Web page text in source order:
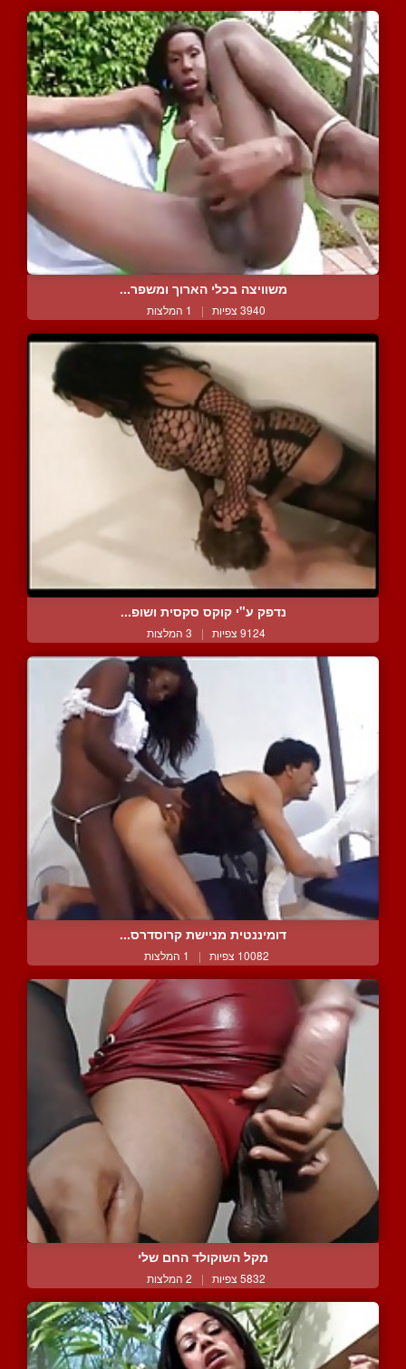
משוויצה בכלי הארוך ומשפר...
3940 צפיות | 1 המלצות
נדפק ע"י קוקס סקסית ושופ...
9124 צפיות | 3 המלצות
דומיננטית מניישת קרוסדרס...
10082 צפיות | 1 המלצות
מקל השוקולד החם שלי
5832 צפיות | 2 המלצות